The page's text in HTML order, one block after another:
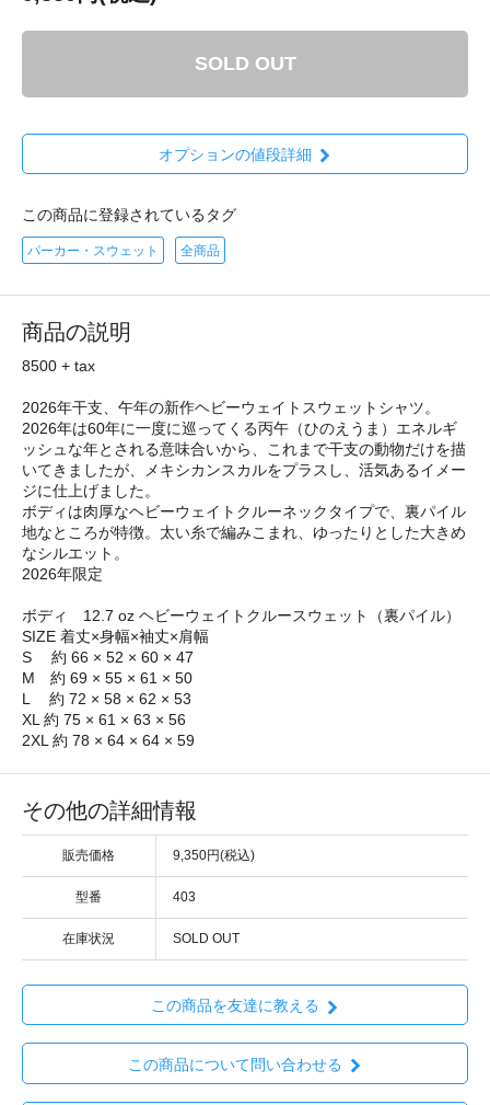
SOLD OUT
オプションの値段詳細
この商品に登録されているタグ
パーカー・スウェット 全商品
商品の説明
8500 + tax
2026年干支、午年の新作ヘビーウェイトスウェットシャツ。
2026年は60年に一度に巡ってくる丙午（ひのえうま）エネルギ
ッシュな年とされる意味合いから、これまで干支の動物だけを描
いてきましたが、メキシカンスカルをプラスし、活気あるイメー
ジに仕上げました。
ボディは肉厚なヘビーウェイトクルーネックタイプで、裏パイル
地なところが特徴。太い糸で編みこまれ、ゆったりとした大きめ
なシルエット。
2026年限定
ボディ 12.7 oz ヘビーウェイトクルースウェット（裏パイル）
SIZE 着丈×身幅×袖丈×肩幅
S 約 66 × 52 × 60 × 47
M 約 69 × 55 × 61 × 50
L 約 72 × 58 × 62 × 53
XL 約 75 × 61 × 63 × 56
2XL 約 78 × 64 × 64 × 59
その他の詳細情報
販売価格 9,350円(税込)
型番 403
在庫状況 SOLD OUT
この商品を友達に教える
この商品について問い合わせる